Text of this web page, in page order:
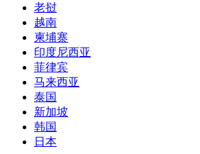
老挝
越南
柬埔寨
印度尼西亚
菲律宾
马来西亚
泰国
新加坡
韩国
日本